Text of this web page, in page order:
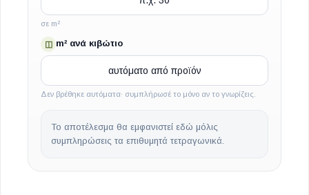
σε m²
◫ m² ανά κιβώτιο
Δεν βρέθηκε αυτόματα· συμπλήρωσέ το μόνο αν το γνωρίζεις.
Το αποτέλεσμα θα εμφανιστεί εδώ μόλις
συμπληρώσεις τα επιθυμητά τετραγωνικά.